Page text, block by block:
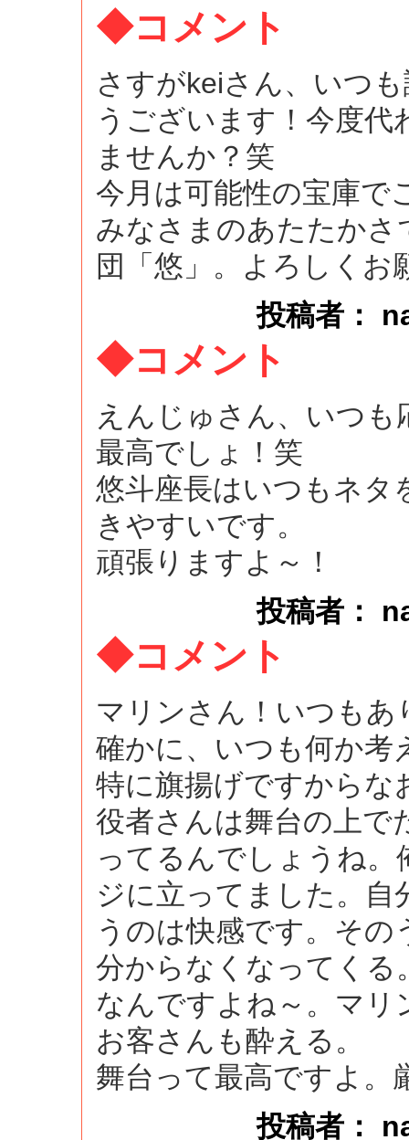
◆コメント
さすがkeiさん、いつ
うございます！今度
ませんか？笑
今月は可能性の宝庫で
みなさまのあたたか
団「悠」。よろしくお
投稿者：
◆コメント
えんじゅさん、いつ
最高でしょ！笑
悠斗座長はいつもネタ
きやすいです。
頑張りますよ～！
投稿者：
◆コメント
マリンさん！いつもあ
確かに、いつも何か考
特に旗揚げですからな
役者さんは舞台の上で
ってるんでしょうね。
ジに立ってました。
うのは快感です。そ
分からなくなってくる
なんですよね～。マ
お客さんも酔える。
舞台って最高ですよ。
投稿者：